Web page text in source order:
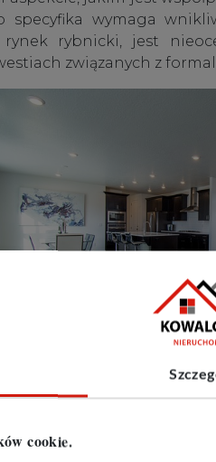
cookie.
specyfika wymaga
rynek rybnicki, jest
związanych z
miasta a
komunikacji w
rozbudowa sieci